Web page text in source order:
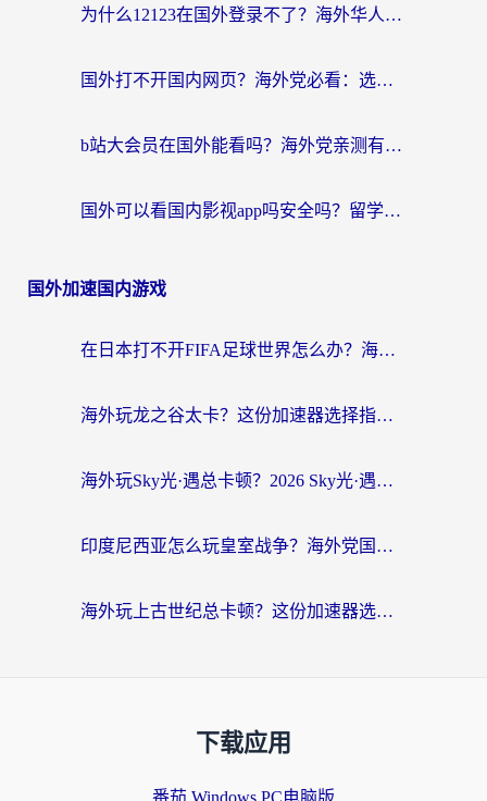
为什么12123在国外登录不了？海外华人必看的回国加速解决方案
国外打不开国内网页？海外党必看：选对回国加速器，无缝刷B站、追剧、玩国服
b站大会员在国外能看吗？海外党亲测有效的回国追剧解决方案
国外可以看国内影视app吗安全吗？留学生亲测有效的回国加速器指南
国外加速国内游戏
在日本打不开FIFA足球世界怎么办？海外玩家国服游戏加速终极攻略
海外玩龙之谷太卡？这份加速器选择指南帮你告别延迟（附暗黑3王牌机战解决方案）
海外玩Sky光·遇总卡顿？2026 Sky光·遇加速器排行榜+实用攻略，解决你的国服游戏痛点
印度尼西亚怎么玩皇室战争？海外党国服游戏加速避坑指南
海外玩上古世纪总卡顿？这份加速器选择指南帮你告别延迟（附浮生CF手游优化技巧）
下载应用